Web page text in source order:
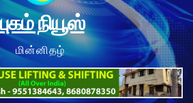
நியூஸ்
மின்னிதழ்